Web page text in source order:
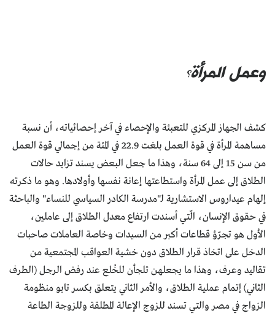
وعمل المرأة؟
كشف الجهاز المركزي للتعبئة والإحصاء في آخر إحصائياته، أن نسبة
مساهمة المرأة في قوة العمل بلغت 22.9 في المئة من إجمالي قوة العمل
من سن 15 إلى 64 سنة، وهذا ما جعل البعض يسند تزايد حالات
الطلاق إلى عمل المرأة واستطاعتها إعانة نفسها وأولادها. وهو ما ذكرته
إلهام عيداروس الاستشارية لـ"مدرسة الكادر السياسي للنساء" والباحثة
في حقوق الإنسان، الّتي أسندت ارتفاع معدل الطلاق إلى عاملين،
الأول هو تجرّؤ قطاعات أكبر من السيدات وخاصة العاملات صاحبات
الدخل على اتخاذ قرار الطلاق دون خشية العواقب المجتمعية من
تقاليد وعرف، وهذا ما يجعلهن تلجأن للخُلع عند رفض الرجل (الطرف
الثاني) إتمام عملية الطلاق، والأمر الثاني يتعلق بكسر تابو منظومة
الزواج في مصر والتي تسند للزوج الإعالة المطلقة وللزوجة الطاعة